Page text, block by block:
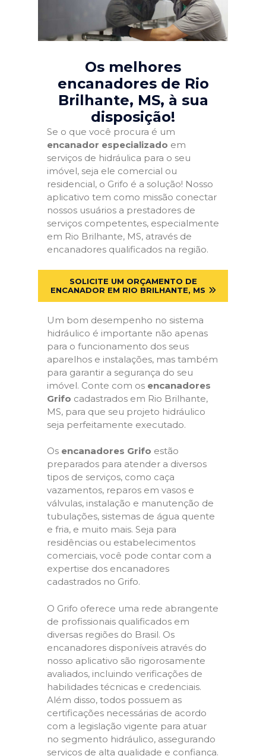
Os melhores
encanadores de Rio
Brilhante, MS, à sua
disposição!
Se o que você procura é um
encanador especializado em
serviços de hidráulica para o seu
imóvel, seja ele comercial ou
residencial, o Grifo é a solução! Nosso
aplicativo tem como missão conectar
nossos usuários a prestadores de
serviços competentes, especialmente
em Rio Brilhante, MS, através de
encanadores qualificados na região.
SOLICITE UM ORÇAMENTO DE
ENCANADOR EM RIO BRILHANTE, MS
Um bom desempenho no sistema
hidráulico é importante não apenas
para o funcionamento dos seus
aparelhos e instalações, mas também
para garantir a segurança do seu
imóvel. Conte com os encanadores
Grifo cadastrados em Rio Brilhante,
MS, para que seu projeto hidráulico
seja perfeitamente executado.
Os encanadores Grifo estão
preparados para atender a diversos
tipos de serviços, como caça
vazamentos, reparos em vasos e
válvulas, instalação e manutenção de
tubulações, sistemas de água quente
e fria, e muito mais. Seja para
residências ou estabelecimentos
comerciais, você pode contar com a
expertise dos encanadores
cadastrados no Grifo.
O Grifo oferece uma rede abrangente
de profissionais qualificados em
diversas regiões do Brasil. Os
encanadores disponíveis através do
nosso aplicativo são rigorosamente
avaliados, incluindo verificações de
habilidades técnicas e credenciais.
Além disso, todos possuem as
certificações necessárias de acordo
com a legislação vigente para atuar
no segmento hidráulico, assegurando
serviços de alta qualidade e confiança.